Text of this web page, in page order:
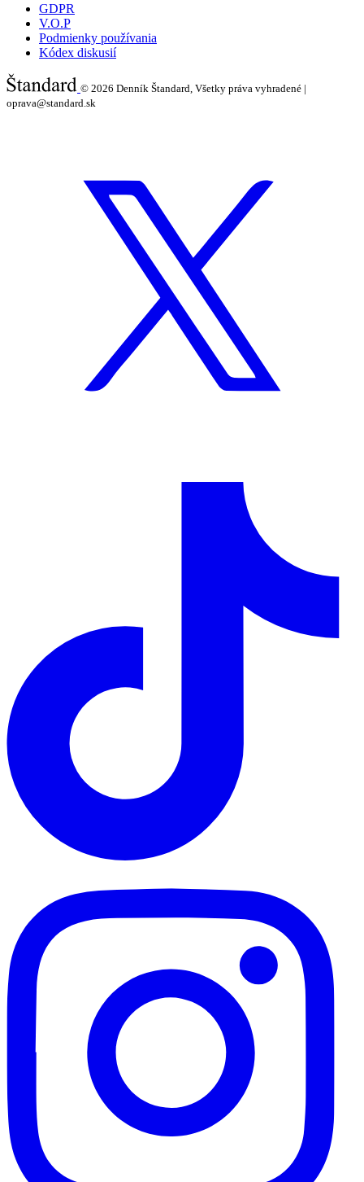
GDPR
V.O.P
Podmienky používania
Kódex diskusií
© 2026 Denník Štandard, Všetky práva vyhradené |
oprava@standard.sk